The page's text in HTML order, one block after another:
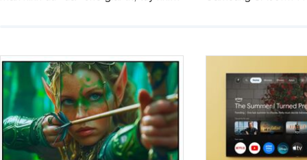
dùng cho phòng bao nhiêu m2?